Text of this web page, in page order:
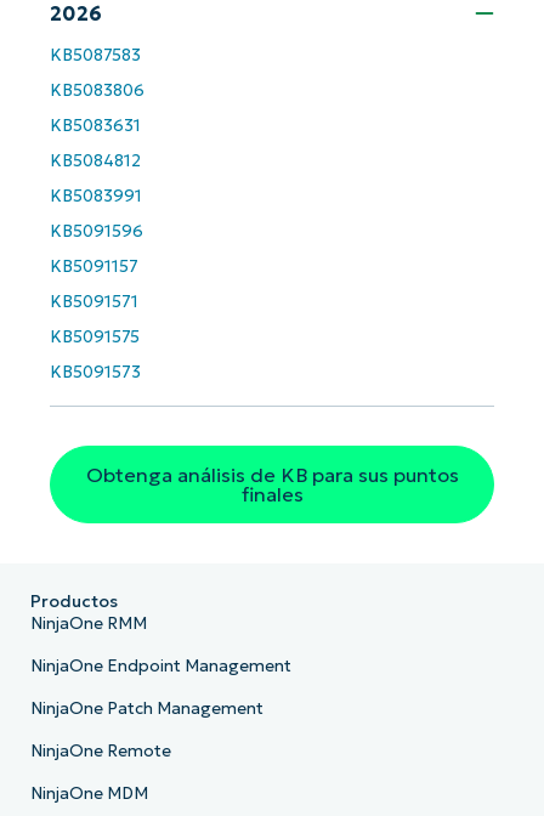
2026
KB5087583
KB5083806
KB5083631
KB5084812
KB5083991
KB5091596
KB5091157
KB5091571
KB5091575
KB5091573
Obtenga análisis de KB para sus puntos
finales
and
name*
email*
number*
País
Company
name*
Productos
NinjaOne RMM
NinjaOne Endpoint Management
NinjaOne Patch Management
NinjaOne Remote
NinjaOne MDM